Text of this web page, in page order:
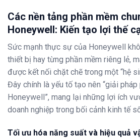
Các nền tảng phần mềm
Honeywell: Kiến tạo lợi thế
Sức mạnh thực sự của Honeywell
thiết bị hay từng phần mềm riêng lẻ,
được kết nối chặt chẽ trong một “hệ
Đây chính là yếu tố tạo nên “giải
Honeywell”, mang lại những lợi ích
doanh nghiệp trong bối cảnh kinh tế
Tối ưu hóa năng suất và hiệu quả